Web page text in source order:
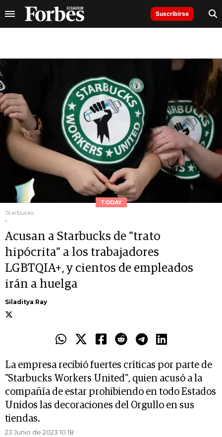
Suscribirse
TODAY
Starbucks.
-
Acusan a Starbucks de "trato
hipócrita" a los trabajadores
LGBTQIA+, y cientos de empleados
irán a huelga
Siladitya Ray
La empresa recibió fuertes críticas por parte de
"Starbucks Workers United", quien acusó a la
compañía de estar prohibiendo en todo Estados
Unidos las decoraciones del Orgullo en sus
tiendas.
23 Junio de 2023 10.18